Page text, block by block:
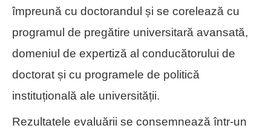
împreună cu doctorandul și se corelează cu
programul de pregătire universitară avansată,
domeniul de expertiză al conducătorului de
doctorat și cu programele de politică
instituțională ale universității.
Rezultatele evaluării se consemnează într-un